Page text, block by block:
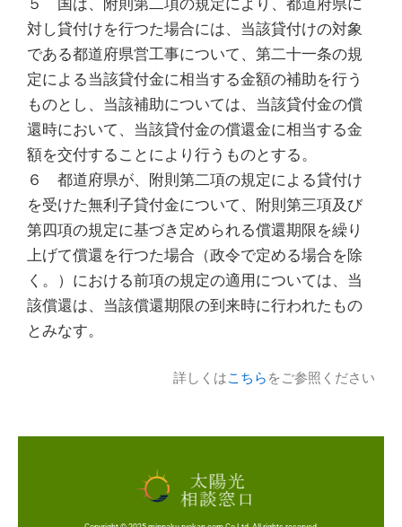
対し貸付けを行つた場合には、当該貸付けの対象
である都道府県営工事について、第二十一条の規
定による当該貸付金に相当する金額の補助を行う
ものとし、当該補助については、当該貸付金の償
還時において、当該貸付金の償還金に相当する金
額を交付することにより行うものとする。
６ 都道府県が、附則第二項の規定による貸付け
を受けた無利子貸付金について、附則第三項及び
第四項の規定に基づき定められる償還期限を繰り
上げて償還を行つた場合（政令で定める場合を除
く。）における前項の規定の適用については、当
該償還は、当該償還期限の到来時に行われたもの
とみなす。
詳しくはこちら をご参照ください